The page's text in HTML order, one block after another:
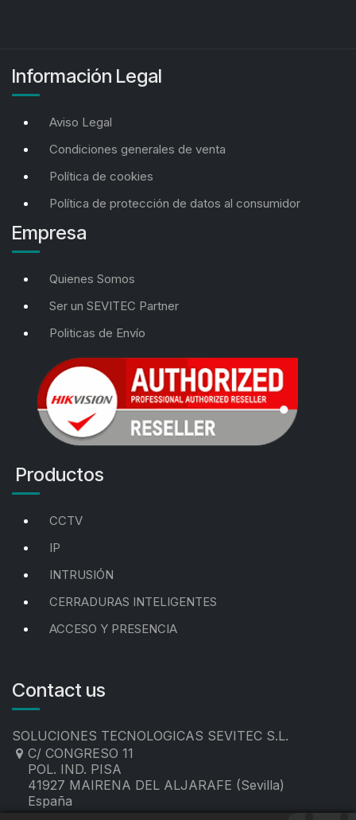
Información Legal
Aviso Legal
Condiciones generales de venta
Política de cookies
Política de protección de datos al consumidor
Empresa
Quienes Somos
Ser un SEVITEC Partner
Politicas de Envío
Productos
CCTV
IP
INTRUSIÓN
CERRADURAS INTELIGENTES
ACCESO Y PRESENCIA
Contact us
SOLUCIONES TECNOLOGICAS SEVITEC S.L.
C/ CONGRESO 11
POL. IND. PISA
41927 MAIRENA DEL ALJARAFE (Sevilla)
España